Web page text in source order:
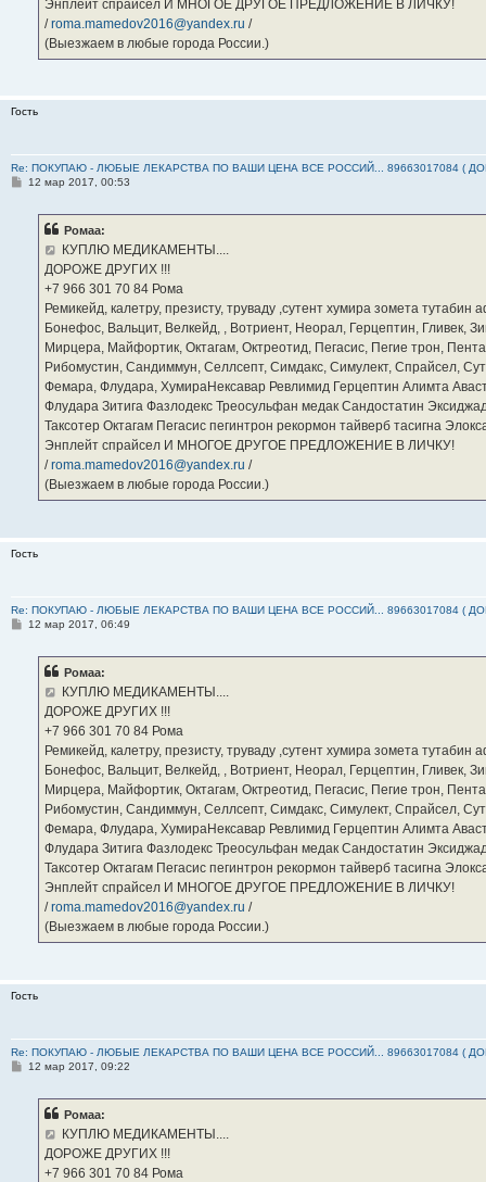
Энплейт спрайсел И МНОГОЕ ДРУГОЕ ПРЕДЛОЖЕНИЕ В ЛИЧКУ!
/roma.mamedov2016@yandex.ru /
(Выезжаем в любые города России.)
Гость
Re: ПОКУПАЮ - ЛЮБЫЕ ЛЕКАРСТВА ПО ВАШИ ЦЕНА ВСЕ РОССИЙ... 89663017084 (
С12 мар 2017, 00:53
Ромаа:
КУПЛЮ МЕДИКАМЕНТЫ....
ДОРОЖЕ ДРУГИХ !!!
‪+7 966 301 70 84‬ Рома
Ремикейд, калетру, презисту, труваду ,сутент хумира зомета
Бонефос, Вальцит, Велкейд, , Вотриент, Неорал, Герцептин, Гливек,
Мирцера, Майфортик, Октагам, Октреотид, Пегасис, Пегие трон,
Рибомустин, Сандиммун, Селлсепт, Симдакс, Симулект, Спрайсел,
Фемара, Флудара, ХумираНексавар Ревлимид Герцептин Алимта
Флудара Зитига Фазлодекс Треосульфан медак Сандостатин
Таксотер Октагам Пегасис пегинтрон рекормон тайверб тасигна
Энплейт спрайсел И МНОГОЕ ДРУГОЕ ПРЕДЛОЖЕНИЕ В ЛИЧКУ!
/roma.mamedov2016@yandex.ru /
(Выезжаем в любые города России.)
Гость
Re: ПОКУПАЮ - ЛЮБЫЕ ЛЕКАРСТВА ПО ВАШИ ЦЕНА ВСЕ РОССИЙ... 89663017084 (
С12 мар 2017, 06:49
Ромаа:
КУПЛЮ МЕДИКАМЕНТЫ....
ДОРОЖЕ ДРУГИХ !!!
‪+7 966 301 70 84‬ Рома
Ремикейд, калетру, презисту, труваду ,сутент хумира зомета
Бонефос, Вальцит, Велкейд, , Вотриент, Неорал, Герцептин, Гливек,
Мирцера, Майфортик, Октагам, Октреотид, Пегасис, Пегие трон,
Рибомустин, Сандиммун, Селлсепт, Симдакс, Симулект, Спрайсел,
Фемара, Флудара, ХумираНексавар Ревлимид Герцептин Алимта
Флудара Зитига Фазлодекс Треосульфан медак Сандостатин
Таксотер Октагам Пегасис пегинтрон рекормон тайверб тасигна
Энплейт спрайсел И МНОГОЕ ДРУГОЕ ПРЕДЛОЖЕНИЕ В ЛИЧКУ!
/roma.mamedov2016@yandex.ru /
(Выезжаем в любые города России.)
Гость
Re: ПОКУПАЮ - ЛЮБЫЕ ЛЕКАРСТВА ПО ВАШИ ЦЕНА ВСЕ РОССИЙ... 89663017084 (
С12 мар 2017, 09:22
Ромаа:
КУПЛЮ МЕДИКАМЕНТЫ....
ДОРОЖЕ ДРУГИХ !!!
‪+7 966 301 70 84‬ Рома